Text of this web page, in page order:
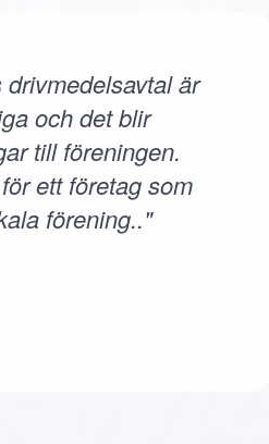
är
och det blir
till föreningen.
ett företag som
förening.."